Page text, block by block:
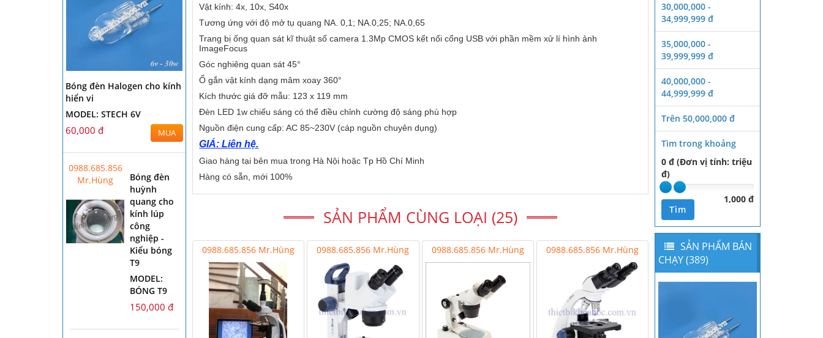
Vật kính: 4x, 10x, S40x
Tương ứng với độ mở tụ quang NA. 0,1; NA.0,25; NA.0,65
Trang bị ống quan sát kĩ thuật số camera 1.3Mp CMOS kết nối cổng USB với phần mềm xử lí hình ảnh
ImageFocus
Góc nghiêng quan sát 45°
Ổ gắn vật kính dạng mâm xoay 360°
Kích thước giá đỡ mẫu: 123 x 119 mm
Đèn LED 1w chiếu sáng có thể điều chỉnh cường độ sáng phù hợp
Nguồn điện cung cấp: AC 85~230V (cáp nguồn chuyên dụng)
GIÁ: Liên hệ.
Giao hàng tại bên mua trong Hà Nội hoặc Tp Hồ Chí Minh
Hàng có sẵn, mới 100%
SẢN PHẨM CÙNG LOẠI (25)
0988.685.856 Mr.Hùng 0988.685.856 Mr.Hùng 0988.685.856 Mr.Hùng 0988.685.856 Mr.Hùng
Bóng đèn Halogen cho kính
hiển vi
MODEL: STECH 6V
60,000 đ MUA
0988.685.856
Mr.Hùng
Bóng đèn
huỳnh
quang cho
kính lúp
công
nghiệp -
Kiểu bóng
T9
MODEL:
BÓNG T9
150,000 đ
30,000,000 -
34,999,999 đ
35,000,000 -
39,999,999 đ
40,000,000 -
44,999,999 đ
Trên 50,000,000 đ
Tìm trong khoảng
0 đ (Đơn vị tính: triệu
đ)
1,000 đ
Tìm
SẢN PHẨM BÁN
CHẠY (389)